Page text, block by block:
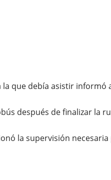
que debía asistir
después de finalizar la
la supervisión